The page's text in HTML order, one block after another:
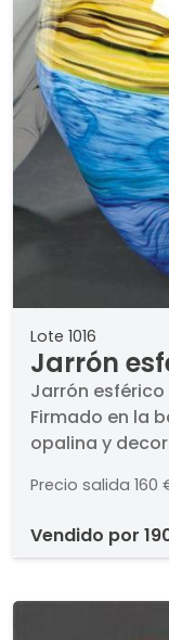
Lote 1016
Jarrón
Murano
Jarrón
Firmado en la
opalina y
Precio salida 160
vendido por